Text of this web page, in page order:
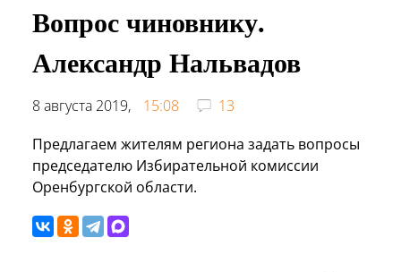
Вопрос чиновнику.
Александр Нальвадов
8 августа 2019, 15:08
13
Предлагаем жителям региона задать вопросы
председателю Избирательной комиссии
Оренбургской области.